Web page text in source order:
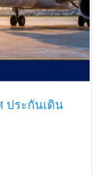
ประกันเดิน